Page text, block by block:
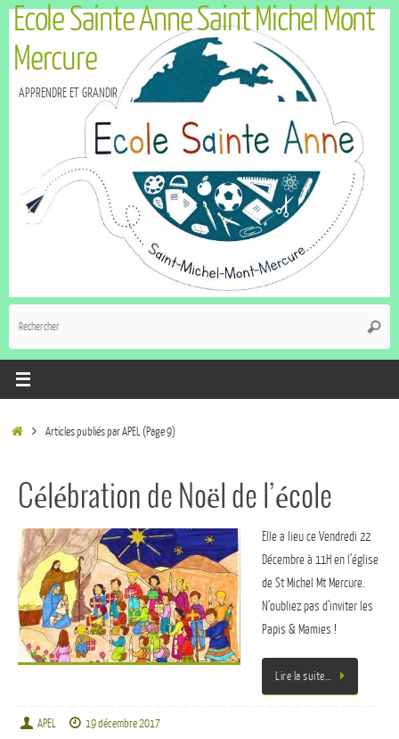
Ecole Sainte Anne Saint Michel Mont
Mercure
APPRENDRE ET GRANDIR
Articles publiés par APEL(Page 9)
Célébration de Noël de l’école
Elle a lieu ce Vendredi 22
Décembre à 11H en l’église
de St Michel Mt Mercure.
N’oubliez pas d’inviter les
Papis & Mamies !
Lire la suite…
APEL 19 décembre 2017